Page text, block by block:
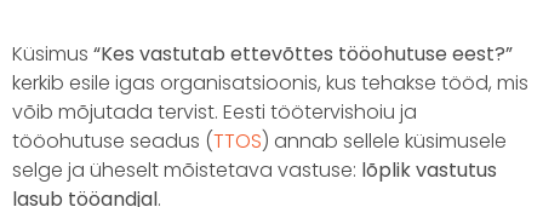
Küsimus “Kes vastutab ettevõttes tööohutuse eest?”
kerkib esile igas organisatsioonis, kus tehakse tööd, mis
võib mõjutada tervist. Eesti töötervishoiu ja
tööohutuse seadus (TTOS) annab sellele küsimusele
selge ja üheselt mõistetava vastuse: lõplik vastutus
lasub tööandjal.